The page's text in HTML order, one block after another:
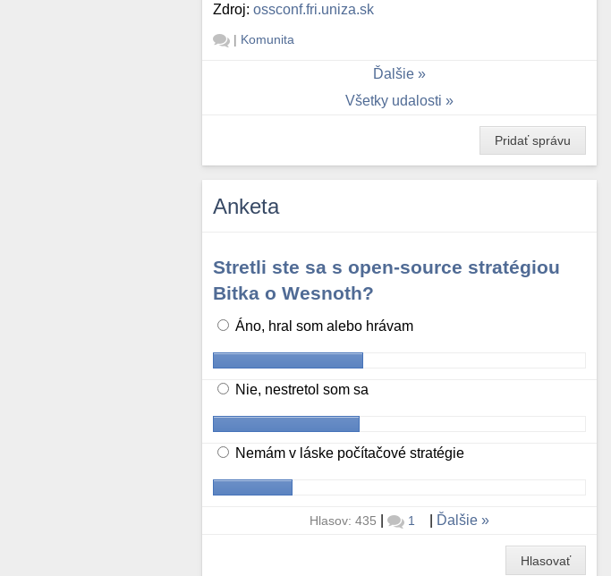
Zdroj:ossconf.fri.uniza.sk
| Komunita
Ďalšie
Všetky udalosti
Pridať správu
Anketa
Stretli ste sa s open-source stratégiou
Bitka o Wesnoth?
Áno, hral som alebo hrávam
Nie, nestretol som sa
Nemám v láske počítačové stratégie
Hlasov: 435 | 1 Ďalšie
Hlasovať